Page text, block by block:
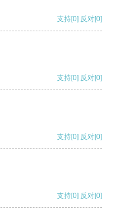
支持[0] 反对[0]
支持[0] 反对[0]
支持[0] 反对[0]
支持[0] 反对[0]